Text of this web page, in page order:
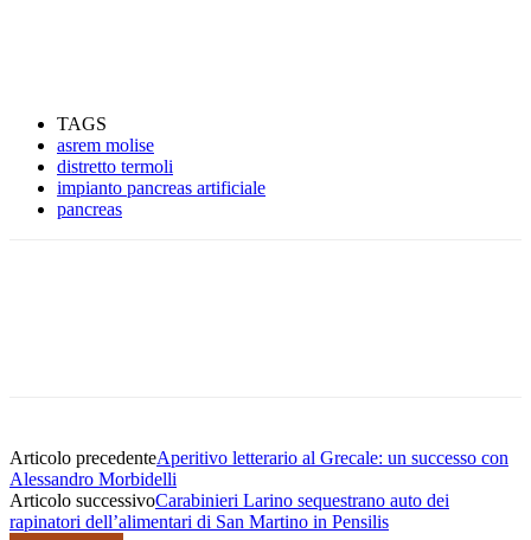
TAGS
asrem molise
distretto termoli
impianto pancreas artificiale
pancreas
Articolo precedenteAperitivo letterario al Grecale: un successo con
Alessandro Morbidelli
Articolo successivoCarabinieri Larino sequestrano auto dei
rapinatori dell’alimentari di San Martino in Pensilis